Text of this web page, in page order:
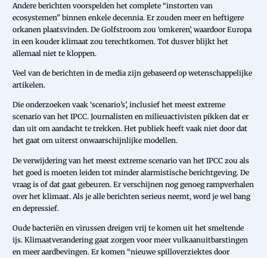
Andere berichten voorspelden het complete “instorten van
ecosystemen” binnen enkele decennia. Er zouden meer en heftigere
orkanen plaatsvinden. De Golfstroom zou ‘omkeren’, waardoor Europa
in een kouder klimaat zou terechtkomen. Tot dusver blijkt het
allemaal niet te kloppen.
Veel van de berichten in de media zijn gebaseerd op wetenschappelijke
artikelen.
Die onderzoeken vaak ‘scenario’s’, inclusief het meest extreme
scenario van het IPCC. Journalisten en milieuactivisten pikken dat er
dan uit om aandacht te trekken. Het publiek heeft vaak niet door dat
het gaat om uiterst onwaarschijnlijke modellen.
De verwijdering van het meest extreme scenario van het IPCC zou als
het goed is moeten leiden tot minder alarmistische berichtgeving. De
vraag is of dat gaat gebeuren. Er verschijnen nog genoeg rampverhalen
over het klimaat. Als je alle berichten serieus neemt, word je wel bang
en depressief.
Oude bacteriën en virussen dreigen vrij te komen uit het smeltende
ijs. Klimaatverandering gaat zorgen voor meer vulkaanuitbarstingen
en meer aardbevingen. Er komen “nieuwe spill­overziektes door